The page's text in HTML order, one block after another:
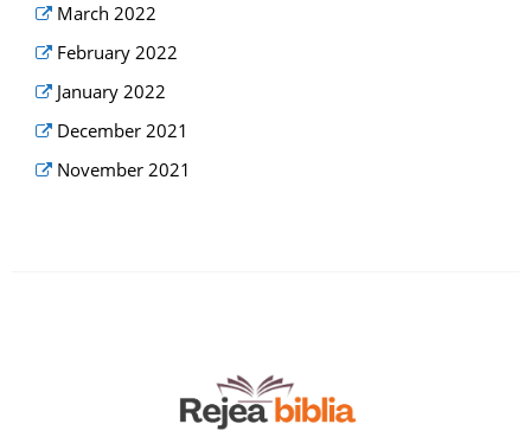
March 2022
February 2022
January 2022
December 2021
November 2021